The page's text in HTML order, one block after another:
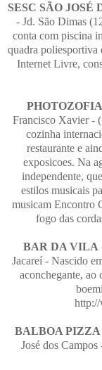
SESC SÃO JOSÉ
- Jd. São Dimas
conta com piscina
quadra poliesportiva
Internet Livre,
PHOTOZOFIA
Francisco Xavier -
cozinha
restaurante e
exposicoes. Na
independente,
estilos musicais
musicam Encontro
fogo das
BAR DA VILA
Jacareí - Nascido
aconchegante, ao
BALBOA
José dos